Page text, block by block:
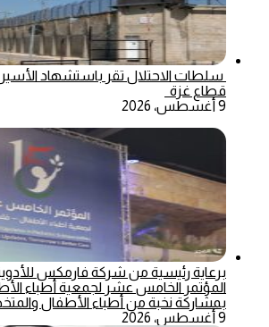
سلطات الاحتلال تقر باستشهاد
قطاع غزة
9 أغسطس، 2026
برعاية رئيسية من شركة فارمكس
المؤتمر الخامس عشر لجمعية أطباء
بمشاركة نخبة من أطباء الأطفال
9 أغسطس، 2026